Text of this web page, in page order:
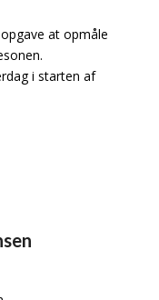
at opmåle
i starten af